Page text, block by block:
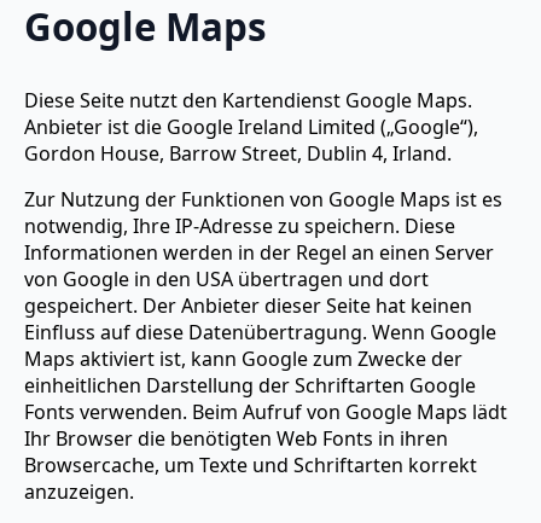
Google Maps
Diese Seite nutzt den Kartendienst Google Maps.
Anbieter ist die Google Ireland Limited („Google“),
Gordon House, Barrow Street, Dublin 4, Irland.
Zur Nutzung der Funktionen von Google Maps ist es
notwendig, Ihre IP-Adresse zu speichern. Diese
Informationen werden in der Regel an einen Server
von Google in den USA übertragen und dort
gespeichert. Der Anbieter dieser Seite hat keinen
Einfluss auf diese Datenübertragung. Wenn Google
Maps aktiviert ist, kann Google zum Zwecke der
einheitlichen Darstellung der Schriftarten Google
Fonts verwenden. Beim Aufruf von Google Maps lädt
Ihr Browser die benötigten Web Fonts in ihren
Browsercache, um Texte und Schriftarten korrekt
anzuzeigen.